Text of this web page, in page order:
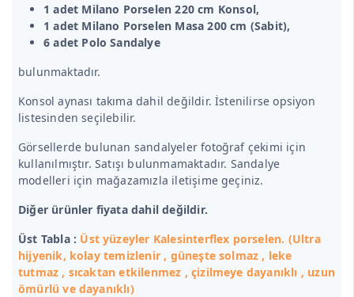
1 adet Milano Porselen220 cm Konsol,
1 adet Milano Porselen Masa 200 cm (Sabit),
6 adet Polo Sandalye
bulunmaktadır.
Konsol aynası takıma dahil değildir. İstenilirse opsiyon
listesinden seçilebilir.
Görsellerde bulunan sandalyeler fotoğraf çekimi için
kullanılmıştır. Satışı bulunmamaktadır. Sandalye
modelleri için mağazamızla iletişime geçiniz.
Diğer ürünler fiyata dahil değildir.
Üst Tabla : Üst yüzeyler Kalesinterflex porselen. (Ultra
hijyenik, kolay temizlenir , güneşte solmaz , leke
tutmaz , sıcaktan etkilenmez , çizilmeye dayanıklı , uzun
ömürlü ve dayanıklı)